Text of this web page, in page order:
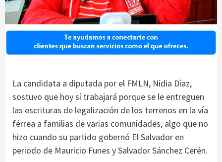
La candidata a diputada por el FMLN, Nidia Díaz,
sostuvo que hoy sí trabajará porque se le entreguen
las escrituras de legalización de los terrenos en la vía
férrea a familias de varias comunidades, algo que no
hizo cuando su partido gobernó El Salvador en
periodo de Mauricio Funes y Salvador Sánchez Cerén.